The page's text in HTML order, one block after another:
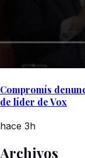
Compromís
de líder de Vox
hace 3h
Archivos